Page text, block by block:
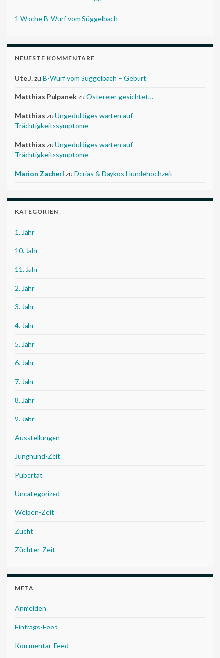
1 Woche B-Wurf vom Süggelbach
NEUESTE KOMMENTARE
Ute J.zu B-Wurf vom Süggelbach – Geburt
Matthias Pulpanekzu Ostereier gesichtet…
Matthias zu Ungeduldiges warten auf
Trächtigkeitssymptome
Matthias zu Ungeduldiges warten auf
Trächtigkeitssymptome
Marion Zacherl zu Dorias & Daykos Hundehochzeit
KATEGORIEN
1. Jahr
10. Jahr
11. Jahr
2. Jahr
3. Jahr
4. Jahr
5. Jahr
6. Jahr
7. Jahr
8. Jahr
9. Jahr
Ausstellungen
Junghund-Zeit
Pubertät
Uncategorized
Welpen-Zeit
Zucht
Züchter-Zeit
META
Anmelden
Eintrags-Feed
Kommentar-Feed